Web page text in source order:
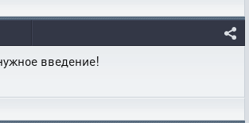
введение!